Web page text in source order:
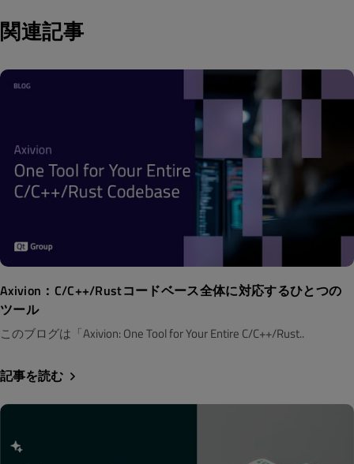
関連記事
Axivion：C/C++/Rustコードベース全体に対応するひとつの
ツール
このブログは「Axivion: One Tool for Your Entire C/C++/Rust..
記事を読む